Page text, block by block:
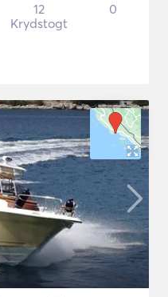
12
Krydstogt
0